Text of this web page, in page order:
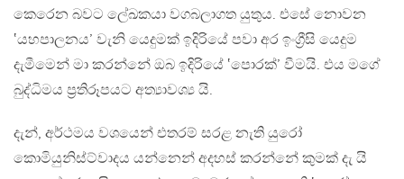
කෙරෙන බවට ලේඛකයා වගබලාගත යුතුය. එසේ නොවන
‛යහපාලනය’ වැනි යෙදුමක් ඉදිරියේ පවා අර ඉංග්‍රීසි යෙදුම
දැමීමෙන් මා කරන්නේ ඔබ ඉදිරියේ ‛පොරක්’ වීමයි. එය මගේ
බුද්ධිමය ප්‍රතිරූපයට අත්‍යාවශ්‍ය යි.
දැන්, අර්ථමය වශයෙන් එතරම් සරළ නැති යුරෝ
කොමියුනිස්ට්වාදය යන්නෙන් අදහස් කරන්නේ කුමක් දැ යි